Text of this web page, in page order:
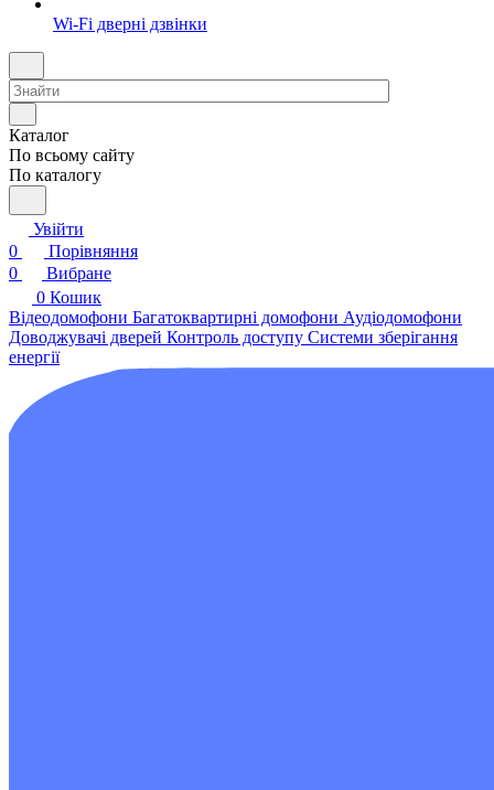
Wi-Fi дверні дзвінки
Каталог
По всьому сайту
По каталогу
Увійти
0
Порівняння
0
Вибране
0 Кошик
Відеодомофони Багатоквартирні домофони Аудіодомофони
Доводжувачі дверей Контроль доступу Системи зберігання
енергії